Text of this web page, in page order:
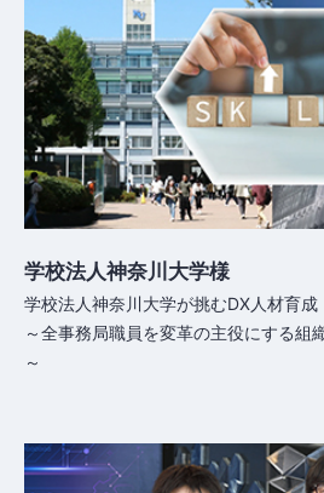
学校法人神奈川大学様
学校法人神奈川大学が挑むDX人材育成
～全事務局職員を変革の主役にする組
～